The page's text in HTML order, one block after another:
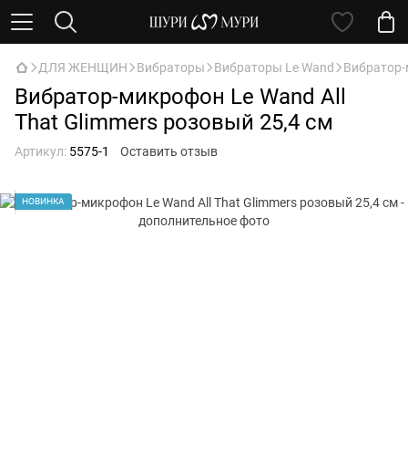
ДЛЯ ЖЕНЩИН Вибраторы Вибраторы Le Wand
Вибратор-микрофон Le Wand All
That Glimmers розовый 25,4 см
Артикул: 5575-1 Оставить отзыв
НОВИНКА